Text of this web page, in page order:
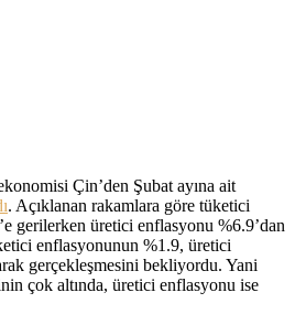
Çin’den Şubat ayına ait
. Açıklanan rakamlara göre tüketici
gerilerken üretici enflasyonu %6.9’dan
enflasyonunun %1.9, üretici
gerçekleşmesini bekliyordu. Yani
çok altında, üretici enflasyonu ise